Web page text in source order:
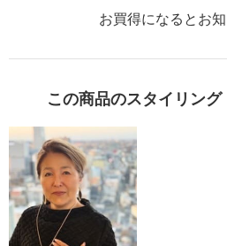
お買得になるとお
この商品のスタイリン